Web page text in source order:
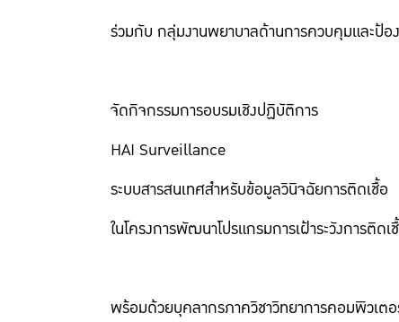
ร่วมกับ กลุ่มงานพยาบาลด้านการควบคุมและป้
จัดกิจกรรมการอบรมเชิงปฏิบัติการ
HAI Surveillance
ระบบสารสนเทศสำหรับข้อมูลวินิจฉัยการติดเชื้อ
ในโครงการพัฒนาโปรแกรมการเฝ้าระวังการติดเ
พร้อมด้วยบุคลากรภาควิชาวิทยาการคอมพิวเต